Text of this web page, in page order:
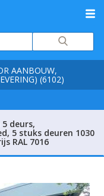
AANBOUW,
(6102)
deurs,
5 stuks deuren 1030
RAL 7016